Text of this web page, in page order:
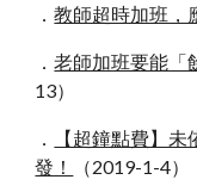
．教師超時加班，
．老師加班要能「
13）
．
【超鐘點費】
發！
（2019-1-4）